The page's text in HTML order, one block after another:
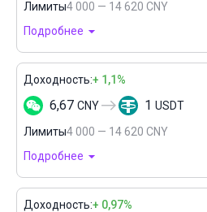
Лимиты4 000 — 14 620 CNY
Подробнее
Доходность:+ 1,1%
6,67 CNY 1 USDT
Лимиты4 000 — 14 620 CNY
Подробнее
Доходность:+ 0,97%